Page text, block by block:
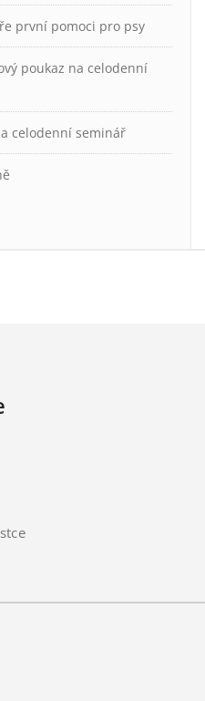
první pomoci pro psy
poukaz na celodenní
celodenní seminář